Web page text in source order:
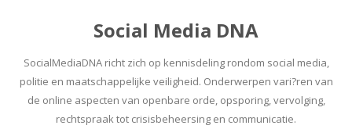
Social Media DNA
SocialMediaDNA richt zich op kennisdeling rondom social media,
politie en maatschappelijke veiligheid. Onderwerpen vari?ren van
de online aspecten van openbare orde, opsporing, vervolging,
rechtspraak tot crisisbeheersing en communicatie.